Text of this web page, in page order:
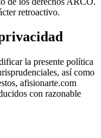
retroactivo.
la presente política
así como
afisionarte.com
con razonable